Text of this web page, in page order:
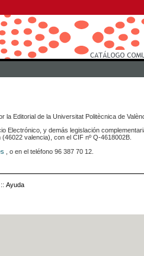
Editorial de la Universitat Politècnica de
Electrónico, y demás legislación
valencia), con el CIF nº Q-4618002B.
, o en el teléfono 96 387 70 12.
:: Ayuda